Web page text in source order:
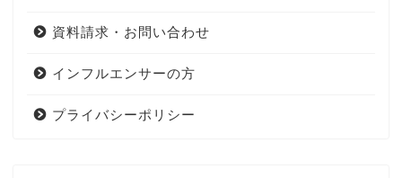
資料請求・お問い合わせ
インフルエンサーの方
プライバシーポリシー